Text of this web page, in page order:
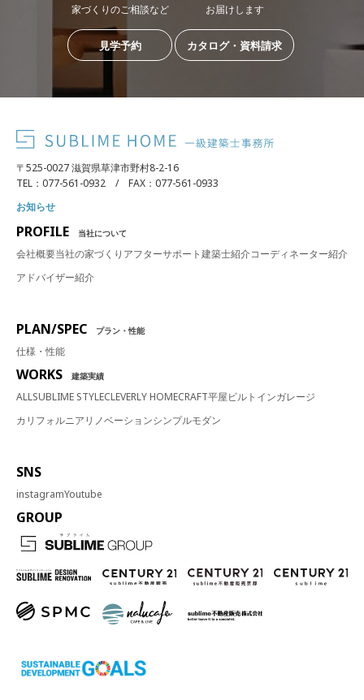
家づくりのご相談など
見学予約
お届けします
カタログ・資料請求
〒525-0027 滋賀県草津市野村8-2-16
TEL：077-561-0932 / FAX：077-561-0933
お知らせ
PROFILE 当社について
会社概要当社の家づくり アフターサポート建築士紹介コーディネーター紹介
アドバイザー紹介
PLAN/SPEC プラン・性能
仕様・性能
WORKS 建築実績
ALLSUBLIME STYLECLEVERLY HOMECRAFT平屋ビルトインガレージ
カリフォルニア リノベーションシンプルモダン
SNS
instagramYoutube
GROUP